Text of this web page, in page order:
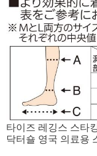
타이즈 레깅스 스타
닥터숄 영국 의료용